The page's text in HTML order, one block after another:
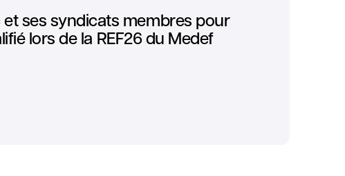
ses syndicats membres pour
lors de la REF26 du Medef